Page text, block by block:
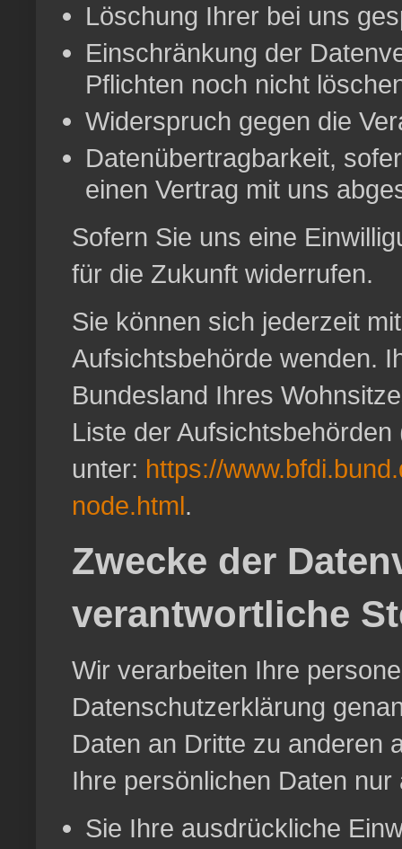
Löschung Ihrer bei uns
Einschränkung der
Pflichten noch nicht
Widerspruch gegen die
Datenübertragbarkeit,
einen Vertrag mit uns
Sofern Sie uns eine
für die Zukunft widerrufen.
Sie können sich jederzeit
Aufsichtsbehörde wenden.
Bundesland Ihres
Liste der
unter: https://
node.html.
Zwecke der
verantwortliche
Wir verarbeiten Ihre
Datenschutzerklärung
Daten an Dritte zu anderen
Ihre persönlichen Daten
Sie Ihre ausdrückliche